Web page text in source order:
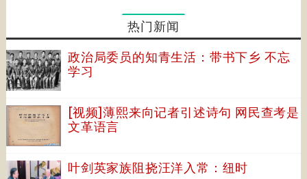
热门新闻
政治局委员的知青生活：带书下乡 不忘
学习
[视频]薄熙来向记者引述诗句 网民查考是
文革语言
叶剑英家族阻挠汪洋入常：纽时